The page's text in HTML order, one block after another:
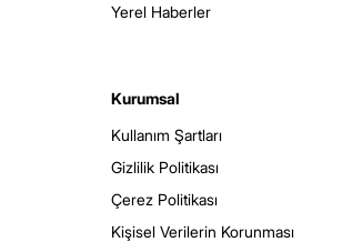
Yerel Haberler
Kurumsal
Kullanım Şartları
Gizlilik Politikası
Çerez Politikası
Kişisel Verilerin Korunması